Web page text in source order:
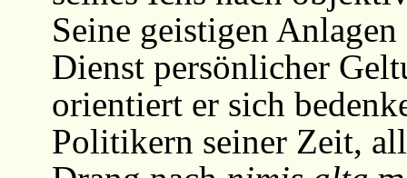
Seine geistigen
Dienst persönlicher
orientiert er sich
Politikern seiner Zeit,